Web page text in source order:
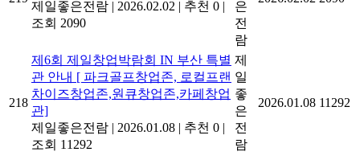
제일좋은전람 | 2026.02.02 | 추천 0 |
조회 2090
은
전
람
218
제6회 제일창업박람회 IN 부산 특별
관 안내 [ 파크골프창업존, 로컬프랜
차이즈창업존,원큐창업존,카페창업
관]
제일좋은전람 | 2026.01.08 | 추천 0 |
조회 11292
제
일
좋
은
전
람
2026.01.08 11292